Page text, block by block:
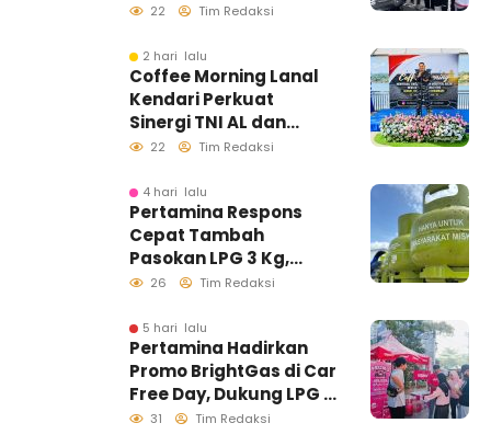
22 Tim Redaksi
2 hari lalu
Coffee Morning Lanal
Kendari Perkuat
Sinergi TNI AL dan
Insan Pers Wujudkan
22 Tim Redaksi
4 hari lalu
Pertamina Respons
Cepat Tambah
Pasokan LPG 3 Kg,
Kondisi Penyaluran di
Berlangsung Kondusif
26 Tim Redaksi
5 hari lalu
Pertamina Hadirkan
Promo BrightGas di Car
Free Day, Dukung LPG 3
Kg Tepat Sasaran
31 Tim Redaksi